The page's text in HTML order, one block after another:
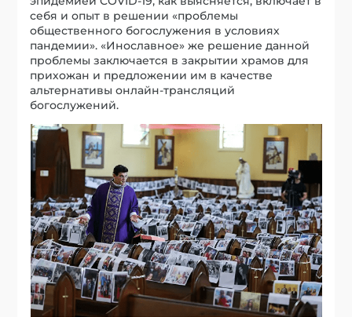
себя и опыт в решении «проблемы
общественного богослужения в условиях
пандемии». «Инославное» же решение данной
проблемы заключается в закрытии храмов для
прихожан и предложении им в качестве
альтернативы онлайн-трансляций
богослужений.